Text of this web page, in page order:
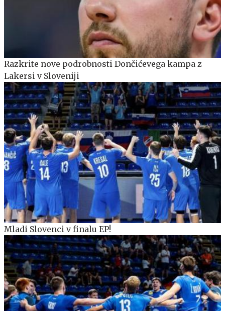
Razkrite nove podrobnosti Dončićevega kampa z
Lakersi v Sloveniji
Mladi Slovenci v finalu EP!